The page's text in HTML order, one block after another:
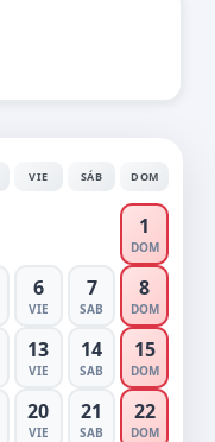
VIE SÁB DOM
1
DOM
6
VIE
7
SAB
8
DOM
13
VIE
14
SAB
15
DOM
20
VIE
21
SAB
22
DOM